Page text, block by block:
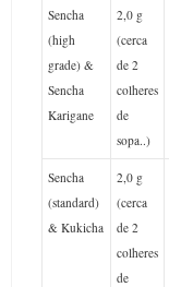
Sencha
(high
grade) &
Sencha
Karigane
2,0 g
(cerca
de 2
colheres
de
sopa..)
Sencha
(standard)
& Kukicha
2,0 g
(cerca
de 2
colheres
de